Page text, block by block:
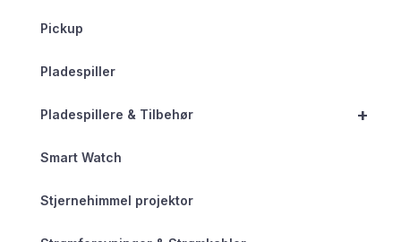
Pickup
Pladespiller
+
Pladespillere & Tilbehør
Smart Watch
Stjernehimmel projektor